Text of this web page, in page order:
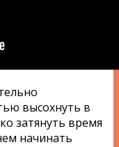
высохнуть в
затянуть время
начинать